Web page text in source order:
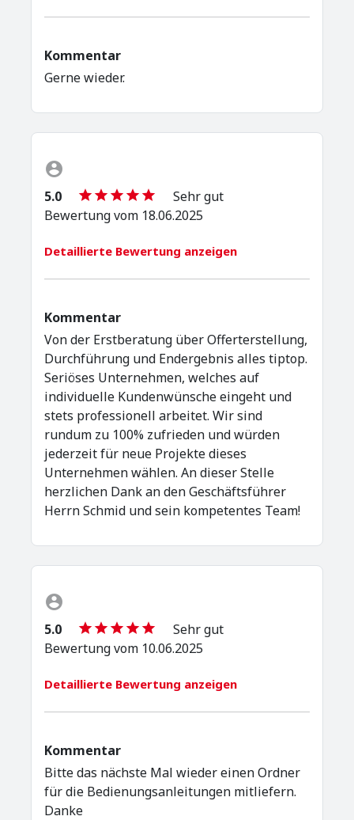
Kommentar
Gerne wieder.
5.0
Sehr gut
Bewertung vom 18.06.2025
Detaillierte Bewertung anzeigen
Kommentar
Von der Erstberatung über Offerterstellung,
Durchführung und Endergebnis alles tiptop.
Seriöses Unternehmen, welches auf
individuelle Kundenwünsche eingeht und
stets professionell arbeitet. Wir sind
rundum zu 100% zufrieden und würden
jederzeit für neue Projekte dieses
Unternehmen wählen. An dieser Stelle
herzlichen Dank an den Geschäftsführer
Herrn Schmid und sein kompetentes Team!
5.0
Sehr gut
Bewertung vom 10.06.2025
Detaillierte Bewertung anzeigen
Kommentar
Bitte das nächste Mal wieder einen Ordner
für die Bedienungsanleitungen mitliefern.
Danke